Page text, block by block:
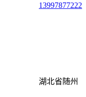
13997877222
湖北省随州